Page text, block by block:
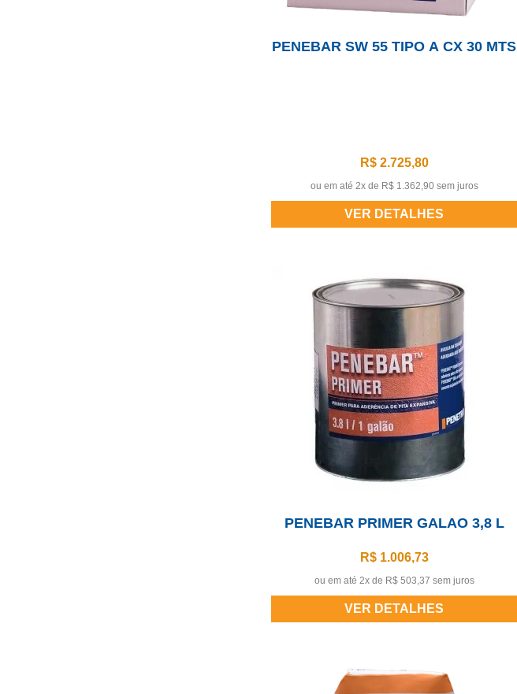
PENEBAR SW 55 TIPO A CX 30 MTS
R$ 2.725,80
ou em até 2x de R$ 1.362,90 sem juros
VER DETALHES
PENEBAR PRIMER GALAO 3,8 L
R$ 1.006,73
ou em até 2x de R$ 503,37 sem juros
VER DETALHES